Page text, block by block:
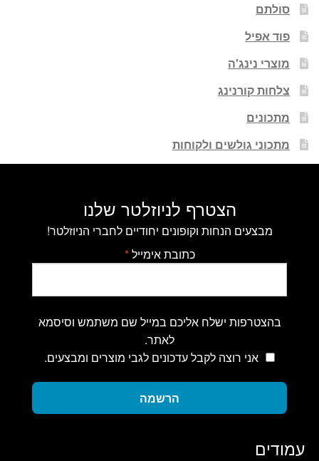
סולתם
פוד אפיל
מוצרי נינג'ה
צלחות קורנינג
מתכונים
מתכוני גולשים ולקוחות
הצטרף לניוזלטר שלנו
מבצעים הנחות וקופונים יחודיים לחברי הניוזלטר!
כתובת אימייל*
בהצטרפות ישלח אליכם במייל שם משתמש וסיסמא
לאתר.
אני רוצה לקבל עדכונים לגבי מוצרים ומבצעים.
הרשמה
עמודים